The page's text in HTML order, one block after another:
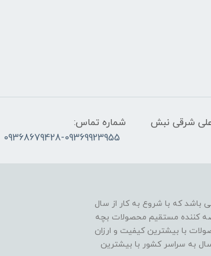
شرقی نبش
شماره تماس:
09368679428-09369923955
که با شروع به کار از سال
کننده مستقیم محصولات بچه
با بیشترین کیفیت و ارزان
به سراسر کشور با بیشترین